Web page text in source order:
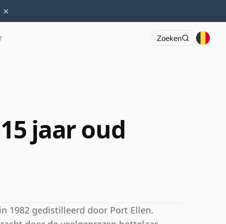
×
Zoeken
jaar oud
1982 gedistilleerd door Port Ellen.